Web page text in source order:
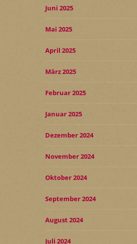
Juni 2025
Mai 2025
April 2025
März 2025
Februar 2025
Januar 2025
Dezember 2024
November 2024
Oktober 2024
September 2024
August 2024
Juli 2024